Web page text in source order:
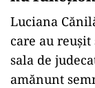
Luciana
care au
sala de
amănunt